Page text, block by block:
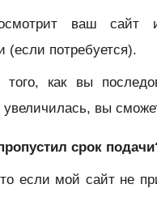
ваш сайт
(если потребуется).
того, как вы
увеличилась, вы
срок
если мой сайт не